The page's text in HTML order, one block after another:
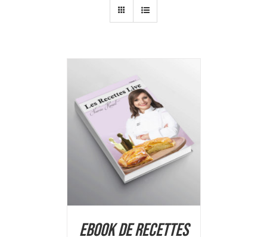
ADD TO CART
/
DETAILS
Ebook de Recettes